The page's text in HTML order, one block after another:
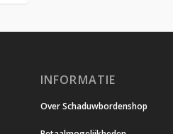
INFORMATIE
Over Schaduwbordenshop